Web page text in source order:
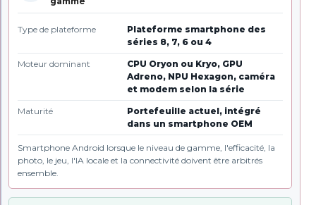
Type de plateforme
Plateforme smartphone des
séries 8, 7, 6 ou 4
Moteur dominant
CPU Oryon ou Kryo, GPU
Adreno, NPU Hexagon, caméra
et modem selon la série
Maturité
Portefeuille actuel, intégré
dans un smartphone OEM
Smartphone Android lorsque le niveau de gamme, l'efficacité, la
photo, le jeu, l'IA locale et la connectivité doivent être arbitrés
ensemble.